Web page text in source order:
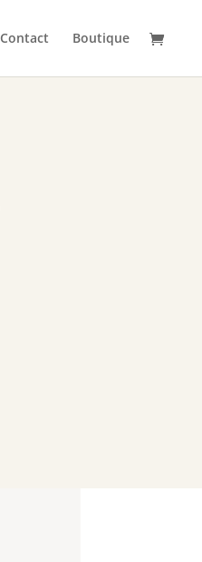
Contact Boutique